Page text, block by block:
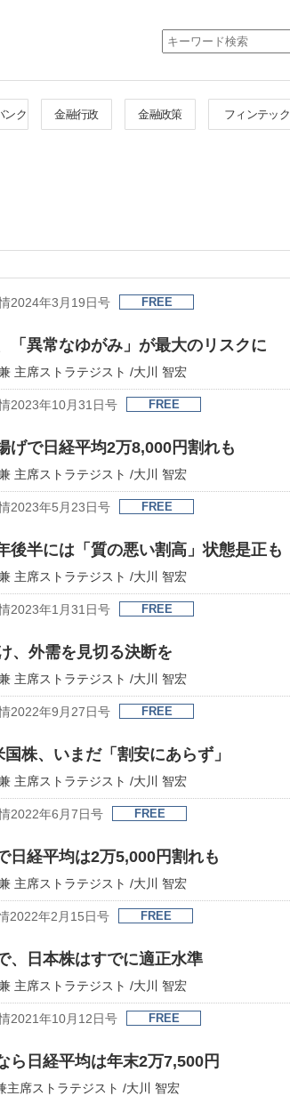
イ
ン
テ
ン
ンク 金融行政 金融政策 フィンテック
2024年3月19日号 FREE
「異常なゆがみ」が最大のリスクに
主席ストラテジスト /大川 智宏
2023年10月31日号 FREE
げで日経平均2万8,000円割れも
主席ストラテジスト /大川 智宏
2023年5月23日号 FREE
後半には「質の悪い割高」状態是正も
主席ストラテジスト /大川 智宏
2023年1月31日号 FREE
、外需を見切る決断を
主席ストラテジスト /大川 智宏
2022年9月27日号 FREE
株、いまだ「割安にあらず」
主席ストラテジスト /大川 智宏
2022年6月7日号 FREE
日経平均は2万5,000円割れも
主席ストラテジスト /大川 智宏
2022年2月15日号 FREE
、日本株はすでに適正水準
主席ストラテジスト /大川 智宏
2021年10月12日号 FREE
ら日経平均は年末2万7,500円
席ストラテジスト /大川 智宏